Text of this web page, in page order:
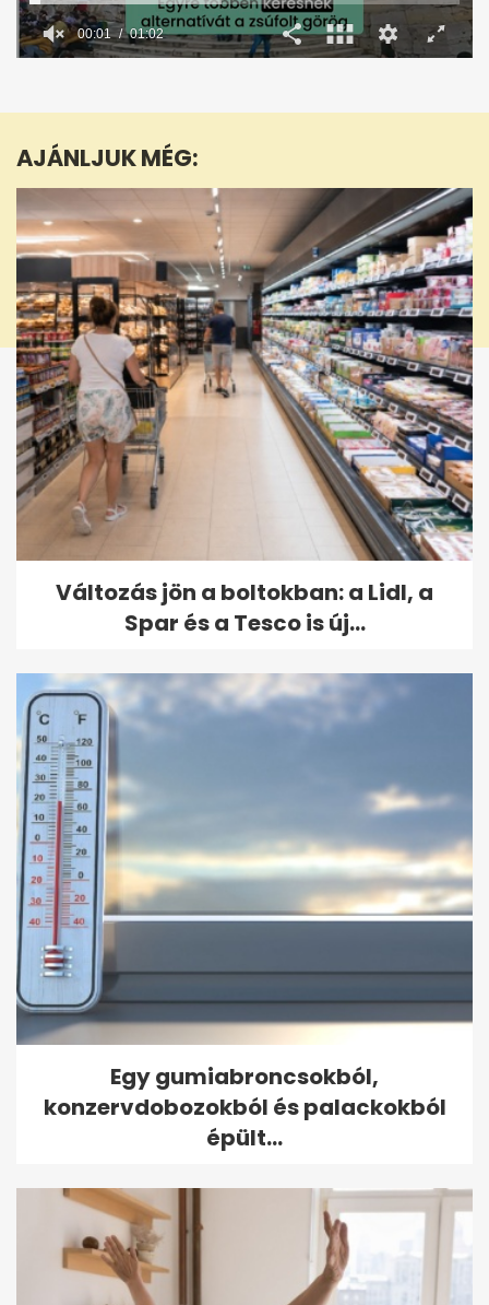
1
2
seconds
00:02 01:02
AJÁNLJUK MÉG:
Változás jön a boltokban: a Lidl, a
Spar és a Tesco is új...
Egy gumiabroncsokból,
konzervdobozokból és palackokból
épült...